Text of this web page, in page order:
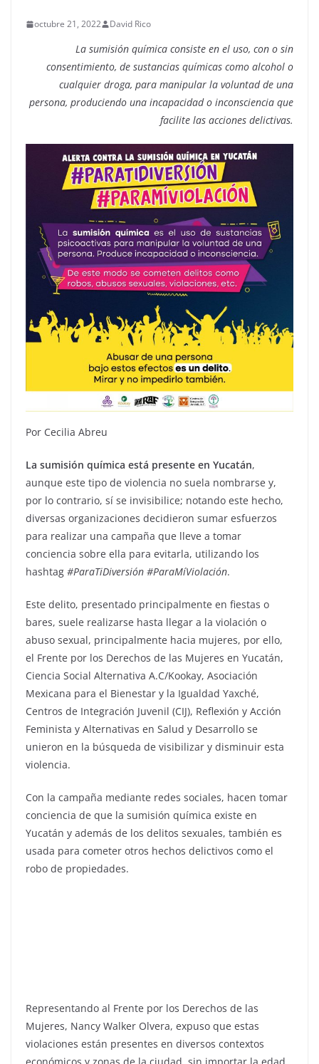
octubre 21, 2022 David Rico
La sumisión química consiste en el uso, con o sin
consentimiento, de sustancias químicas como alcohol o
cualquier droga, para manipular la voluntad de una
persona, produciendo una incapacidad o inconsciencia que
facilite las acciones delictivas.
Por Cecilia Abreu
La sumisión química está presente en Yucatán,
aunque este tipo de violencia no suela nombrarse y,
por lo contrario, sí se invisibilice; notando este hecho,
diversas organizaciones decidieron sumar esfuerzos
para realizar una campaña que lleve a tomar
conciencia sobre ella para evitarla, utilizando los
hashtag #ParaTiDiversión #ParaMíViolación.
Este delito, presentado principalmente en fiestas o
bares, suele realizarse hasta llegar a la violación o
abuso sexual, principalmente hacia mujeres, por ello,
el Frente por los Derechos de las Mujeres en Yucatán,
Ciencia Social Alternativa A.C/Kookay, Asociación
Mexicana para el Bienestar y la Igualdad Yaxché,
Centros de Integración Juvenil (CIJ), Reflexión y Acción
Feminista y Alternativas en Salud y Desarrollo se
unieron en la búsqueda de visibilizar y disminuir esta
violencia.
Con la campaña mediante redes sociales, hacen tomar
conciencia de que la sumisión química existe en
Yucatán y además de los delitos sexuales, también es
usada para cometer otros hechos delictivos como el
robo de propiedades.
Representando al Frente por los Derechos de las
Mujeres, Nancy Walker Olvera, expuso que estas
violaciones están presentes en diversos contextos